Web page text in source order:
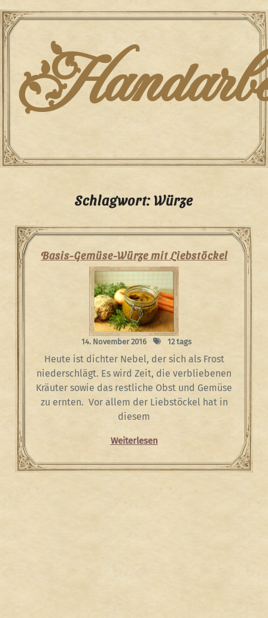
Skip
to
content
Schlagwort:Würze
Basis-Gemüse-Würze mit Liebstöckel
14. November 2016 12 tags
Heute ist dichter Nebel, der sich als Frost
niederschlägt. Es wird Zeit, die verbliebenen
Kräuter sowie das restliche Obst und Gemüse
zu ernten. Vor allem der Liebstöckel hat in
diesem
Weiterlesen